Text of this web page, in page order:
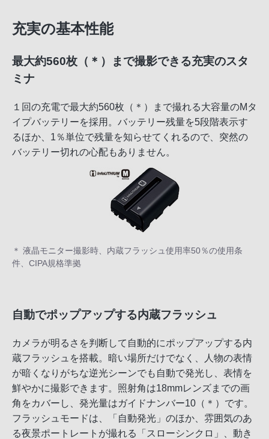
充実の基本性能
最大約560枚（＊）まで撮影できる充実のスタ
ミナ
１回の充電で最大約560枚（＊）まで撮れる大容量のMタ
イプバッテリーを採用。バッテリー残量を5段階表示す
るほか、1％単位で残量を知らせてくれるので、突然の
バッテリー切れの心配もありません。
＊ 液晶モニター撮影時、内蔵フラッシュ使用率50％の使用条
件、CIPA規格準拠
自動でポップアップする内蔵フラッシュ
カメラが明るさを判断して自動的にポップアップする内
蔵フラッシュを搭載。暗い場所だけでなく、人物の表情
が暗くなりがちな逆光シーンでも自動で発光し、表情を
鮮やかに撮影できます。照射角は18mmレンズまでの画
角をカバーし、発光量はガイドナンバー10（＊）です。
フラッシュモードは、「自動発光」のほか、雰囲気のあ
る夜景ポートレートが撮れる「スローシンクロ」、動き